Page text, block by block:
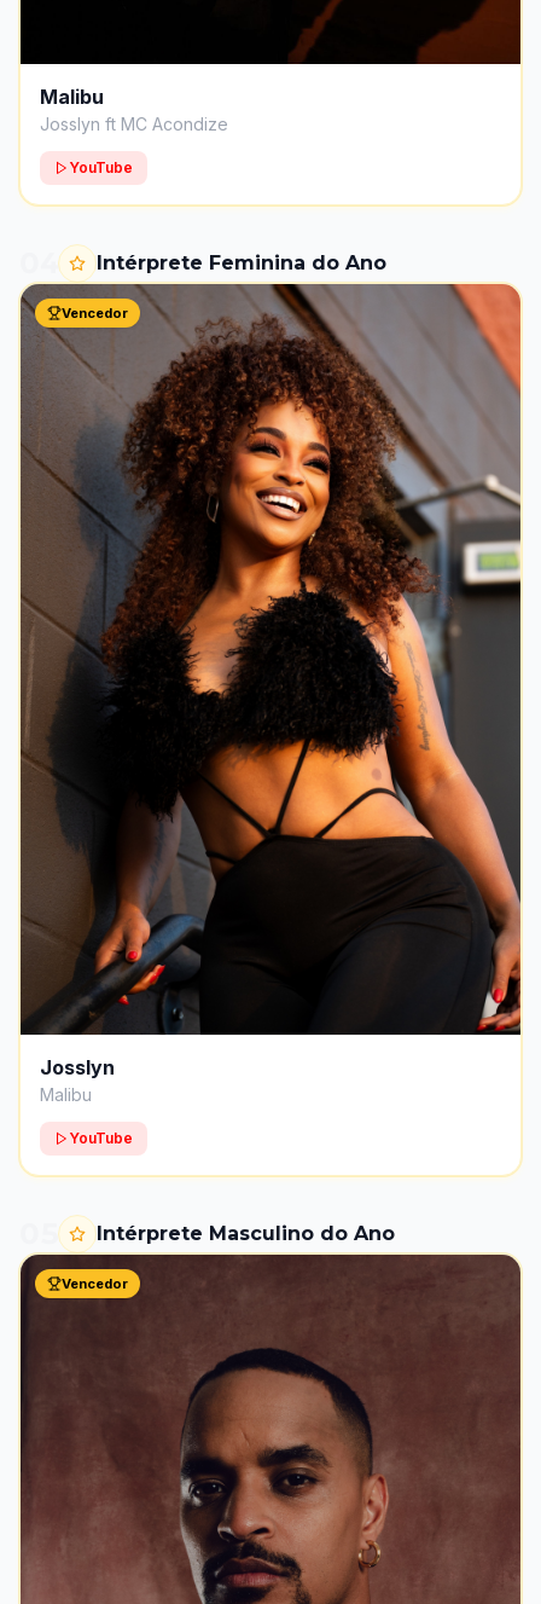
Malibu
Josslyn ft MC Acondize
YouTube
04 Intérprete Feminina do Ano
Vencedor
Josslyn
Malibu
YouTube
05 Intérprete Masculino do Ano
Vencedor